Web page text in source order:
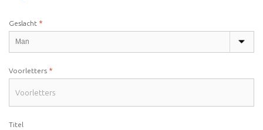
Geslacht *
Voorletters *
Titel